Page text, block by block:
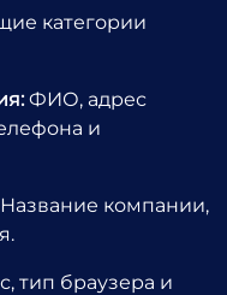
категории
ФИО, адрес
и
компании,
тип браузера и